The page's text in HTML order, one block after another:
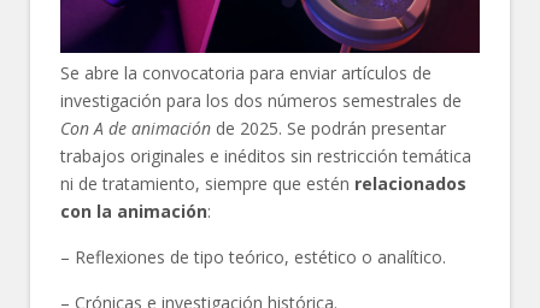
Se abre la convocatoria para enviar artículos de
investigación para los dos números semestrales de
Con A de animación de 2025. Se podrán presentar
trabajos originales e inéditos sin restricción temática
ni de tratamiento, siempre que estén relacionados
con la animación:
– Reflexiones de tipo teórico, estético o analítico.
– Crónicas e investigación histórica.